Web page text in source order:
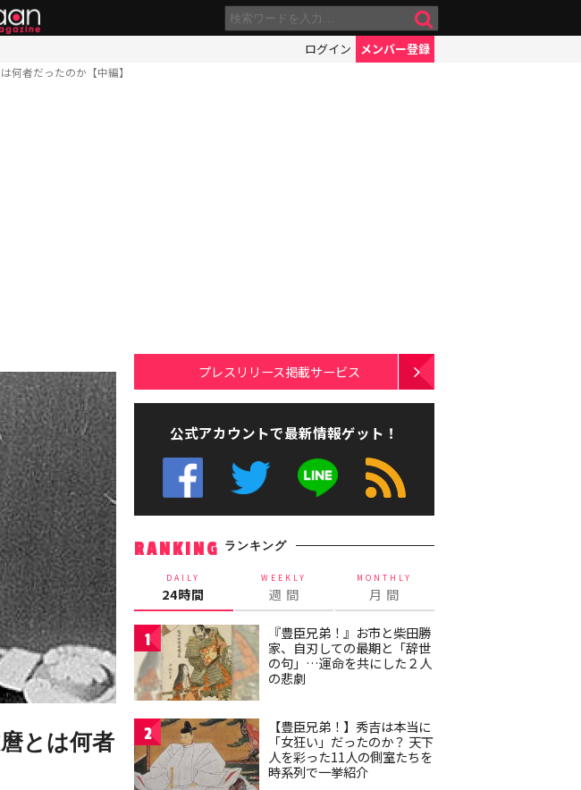
ログイン メンバー登録
何者だったのか【中編】
とは何者
プレスリリース掲載サービス
公式アカウントで最新情報ゲット！
RANKING ランキング
DAILY
24時間
WEEKLY
週 間
MONTHLY
月 間
1
『豊臣兄弟！』お市と柴田勝
家、自刃しての最期と「辞世
の句」…運命を共にした２人
の悲劇
2
【豊臣兄弟！】秀吉は本当に
「女狂い」だったのか？ 天下
人を彩った11人の側室たちを
時系列で一挙紹介